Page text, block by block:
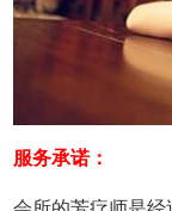
服务承诺：